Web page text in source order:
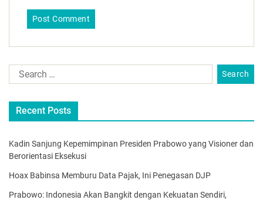
Recent Posts
Kadin Sanjung Kepemimpinan Presiden Prabowo yang Visioner dan
Berorientasi Eksekusi
Hoax Babinsa Memburu Data Pajak, Ini Penegasan DJP
Prabowo: Indonesia Akan Bangkit dengan Kekuatan Sendiri,